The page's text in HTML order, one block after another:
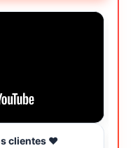
clientes ❤️